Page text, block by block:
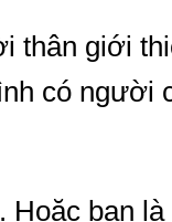
thân giới
có người
bạn